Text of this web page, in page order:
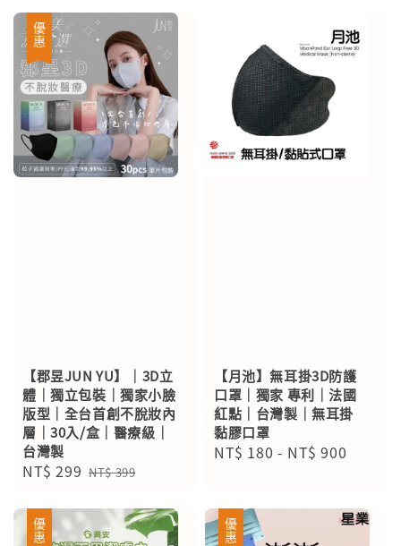
優惠
【郡昱JUN YU】｜3D立
體｜獨立包裝｜獨家小臉
版型｜全台首創不脫妝內
層｜30入/盒｜醫療級｜
台灣製
Sale
NT$ 299 Regular
NT$ 399
【月池】無耳掛3D防護
口罩｜獨家 專利｜法國
紅點｜台灣製｜無耳掛
黏膠口罩
Regular
NT$ 180 - NT$ 900
優惠 優惠